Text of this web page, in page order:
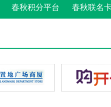
春秋积分平台 春秋联名